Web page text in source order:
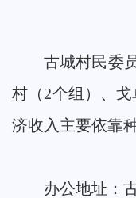
古城村民委
村（2个组）、
济收入主要依靠
办公地址：